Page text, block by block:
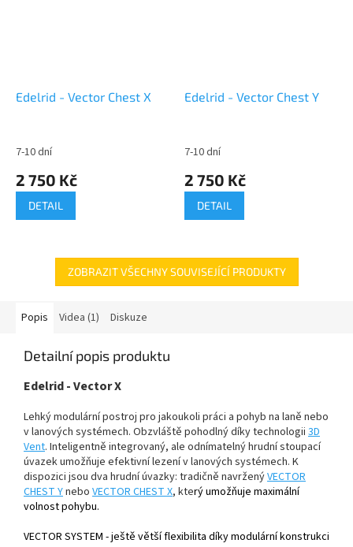
Edelrid - Vector Chest X
7-10 dní
2 750 Kč
DETAIL
Edelrid - Vector Chest Y
7-10 dní
2 750 Kč
DETAIL
ZOBRAZIT VŠECHNY SOUVISEJÍCÍ PRODUKTY
Popis Videa (1) Diskuze
Detailní popis produktu
Edelrid - Vector X
Lehký modulární postroj pro jakoukoli práci a pohyb na laně nebo
v lanových systémech. Obzvláště pohodlný díky technologii 3D
Vent. Inteligentně integrovaný, ale odnímatelný hrudní stoupací
úvazek umožňuje efektivní lezení v lanových systémech. K
dispozici jsou dva hrudní úvazky: tradičně navrženýVECTOR
CHEST Ynebo VECTOR CHEST X, který umožňuje maximální
volnost pohybu.
VECTOR SYSTEM - ještě větší flexibilita díky modulární konstrukci